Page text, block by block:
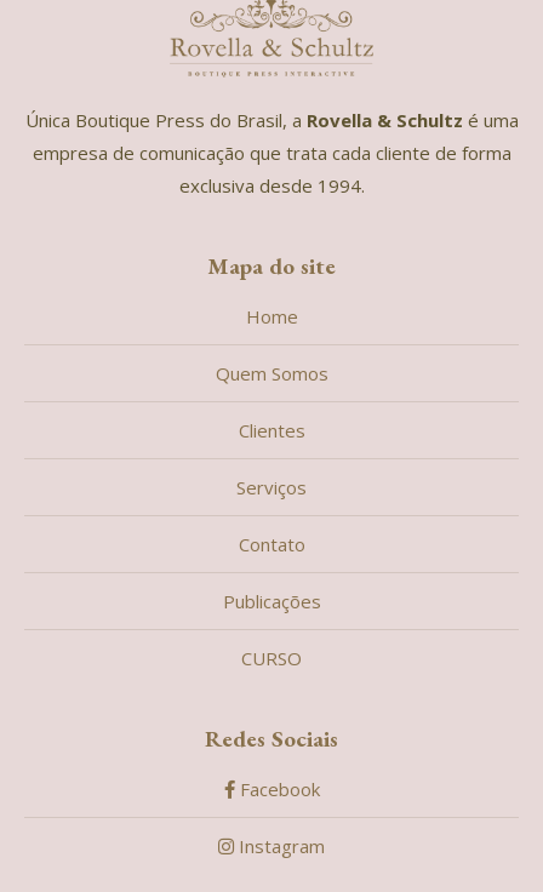
Única Boutique Press do Brasil, a Rovella & Schultz é uma
empresa de comunicação que trata cada cliente de forma
exclusiva desde 1994.
Mapa do site
Home
Quem Somos
Clientes
Serviços
Contato
Publicações
CURSO
Redes Sociais
Facebook
Instagram